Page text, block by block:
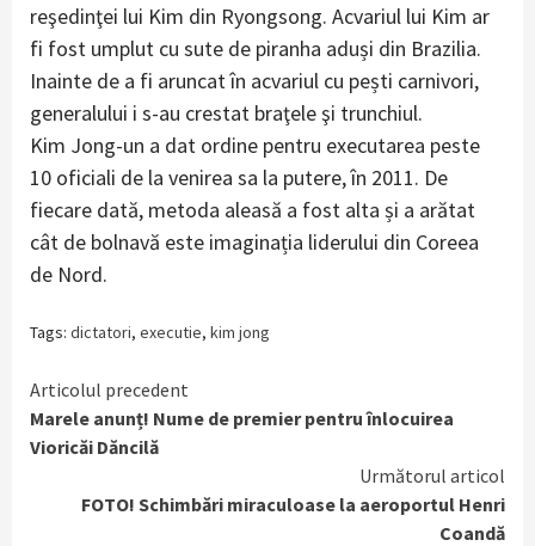
reşedinţei lui Kim din Ryongsong. Acvariul lui Kim ar
fi fost umplut cu sute de piranha aduși din Brazilia.
Inainte de a fi aruncat în acvariul cu pești carnivori,
generalului i s-au crestat braţele şi trunchiul.
Kim Jong-un a dat ordine pentru executarea peste
10 oficiali de la venirea sa la putere, în 2011. De
fiecare dată, metoda aleasă a fost alta și a arătat
cât de bolnavă este imaginația liderului din Coreea
de Nord.
Tags: dictatori, executie, kim jong
Continue
Reading
Articolul precedent
Marele anunț! Nume de premier pentru înlocuirea
Vioricăi Dăncilă
Următorul articol
FOTO! Schimbări miraculoase la aeroportul Henri
Coandă